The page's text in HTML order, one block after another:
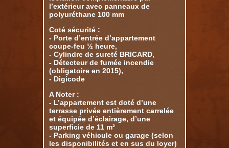
l’extérieur avec panneaux de
polyuréthane 100 mm
Coté sécurité :
- Porte d’entrée d’appartement
coupe-feu ½ heure,
- Cylindre de sureté BRICARD,
- Détecteur de fumée incendie
(obligatoire en 2015),
- Digicode
A Noter :
- L’appartement est doté d’une
terrasse privée entièrement carrelée
et équipée d’éclairage, d’une
superficie de 11 m²
- Parking véhicule ou garage (selon
les disponibilités et en sus du loyer)